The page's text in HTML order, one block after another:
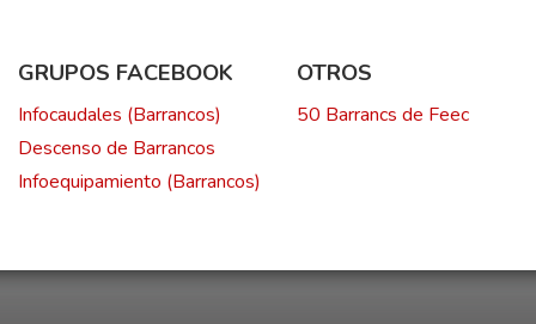
GRUPOS FACEBOOK
Infocaudales (Barrancos)
Descenso de Barrancos
Infoequipamiento (Barrancos)
OTROS
50 Barrancs de Feec